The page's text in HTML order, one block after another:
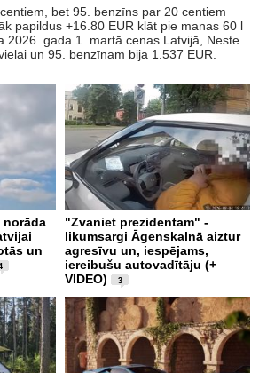
bet 95. benzīns par 20 centiem
papildus +16.80 EUR klāt pie manas 60 l
2026. gada 1. martā cenas Latvijā, Neste
un 95. benzīnam bija 1.537 EUR.
norāda
un
"Zvaniet prezidentam" -
likumsargi Āgenskalnā aiztur
agresīvu un, iespējams,
iereibušu autovadītāju (+
VIDEO)
3